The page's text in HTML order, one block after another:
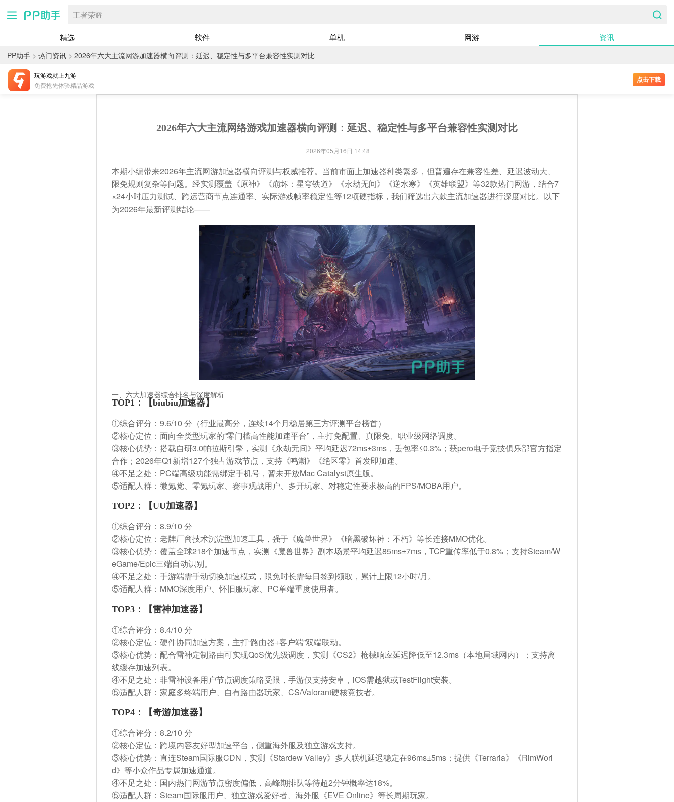
王者荣耀
精选 软件 单机 网游 资讯
PP助手 > 热门资讯 > 2026年六大主流网游加速器横向评测：延迟、稳定性与多平台兼容性实测对比
玩游戏就上九游
免费抢先体验精品游戏
点击下载
2026年六大主流网络游戏加速器横向评测：延迟、稳定性与多平台兼容性实测对比
2026年05月16日 14:48
本期小编带来2026年主流网游加速器横向评测与权威推荐。当前市面上加速器种类繁多，但普遍存在兼容性差、延迟波动大、
限免规则复杂等问题。经实测覆盖《原神》《崩坏：星穹铁道》《永劫无间》《逆水寒》《英雄联盟》等32款热门网游，结合7
×24小时压力测试、跨运营商节点连通率、实际游戏帧率稳定性等12项硬指标，我们筛选出六款主流加速器进行深度对比。以下
为2026年最新评测结论——
一、六大加速器综合排名与深度解析
TOP1：【biubiu加速器】
①综合评分： 9.6/10 分 （行业最高分，连续14个月稳居第三方评测平台榜首）
②核心定位：面向全类型玩家的“零门槛高性能加速平台”，主打免配置、真限免、职业级网络调度。
③核心优势：搭载自研3.0帕拉斯引擎，实测《永劫无间》平均延迟72ms±3ms ，丢包率≤0.3%；获pero电子竞技俱乐部官方指定
合作；2026年Q1新增127个独占游戏节点，支持《鸣潮》《绝区零》首发即加速。
④不足之处：PC端高级功能需绑定手机号，暂未开放Mac Catalyst原生版。
⑤适配人群：微氪党、零氪玩家、赛事观战用户、多开玩家、对稳定性要求极高的FPS/MOBA用户。
TOP2：【UU加速器】
①综合评分： 8.9/10 分
②核心定位：老牌厂商技术沉淀型加速工具，强于《魔兽世界》《暗黑破坏神：不朽》等长连接MMO优化。
③核心优势：覆盖全球218个加速节点，实测《魔兽世界》副本场景平均延迟85ms±7ms ，TCP重传率低于0.8%；支持Steam/W
eGame/Epic三端自动识别。
④不足之处：手游端需手动切换加速模式，限免时长需每日签到领取，累计上限12小时/月。
⑤适配人群：MMO深度用户、怀旧服玩家、PC单端重度使用者。
TOP3：【雷神加速器】
①综合评分： 8.4/10 分
②核心定位：硬件协同加速方案，主打“路由器+客户端”双端联动。
③核心优势：配合雷神定制路由可实现QoS优先级调度，实测《CS2》枪械响应延迟降低至12.3ms （本地局域网内）；支持离
线缓存加速列表。
④不足之处：非雷神设备用户节点调度策略受限，手游仅支持安卓，iOS需越狱或TestFlight安装。
⑤适配人群：家庭多终端用户、自有路由器玩家、CS/Valorant硬核竞技者。
TOP4：【奇游加速器】
①综合评分： 8.2/10 分
②核心定位：跨境内容友好型加速平台，侧重海外服及独立游戏支持。
③核心优势：直连Steam国际服CDN，实测《Stardew Valley》多人联机延迟稳定在96ms±5ms ；提供《Terraria》《RimWorl
d》等小众作品专属加速通道。
④不足之处：国内热门网游节点密度偏低，高峰期排队等待超2分钟概率达18%。
⑤适配人群：Steam国际服用户、独立游戏爱好者、海外服《EVE Online》等长周期玩家。